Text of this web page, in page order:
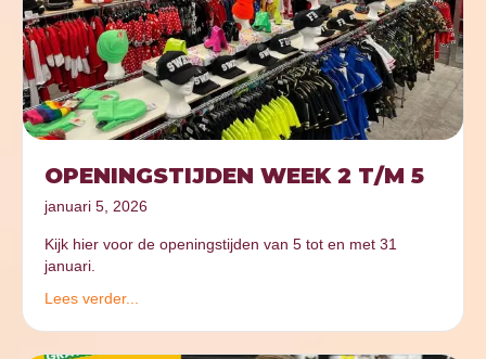
OPENINGSTIJDEN WEEK 2 T/M 5
januari 5, 2026
Kijk hier voor de openingstijden van 5 tot en met 31
januari.
Lees verder...